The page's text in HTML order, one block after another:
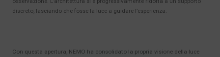
discreto, lasciando che fosse la luce a guidare l’esperienza.
Con questa apertura, NEMO ha consolidato la propria visione della luce